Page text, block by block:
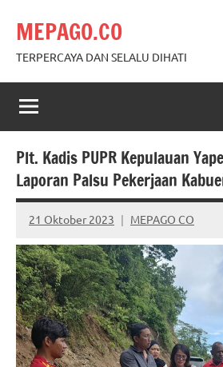
content
MEPAGO.CO
TERPERCAYA DAN SELALU DIHATI
Plt. Kadis PUPR Kepulauan
Laporan Palsu Pekerjaan
21 Oktober 2023 MEPAGO CO
No
comments